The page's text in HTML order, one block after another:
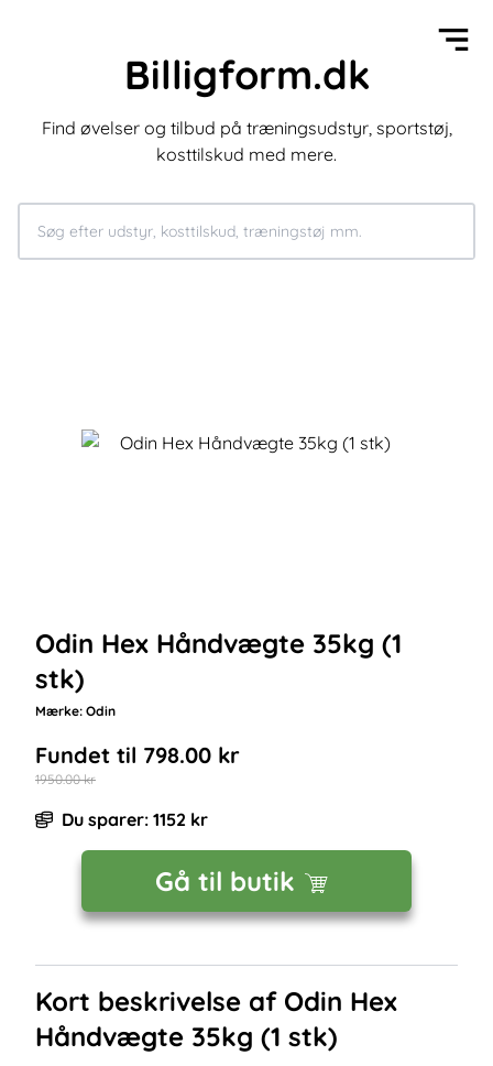
Billigform.dk
Find øvelser og tilbud på træningsudstyr, sportstøj,
kosttilskud med mere.
Odin Hex Håndvægte 35kg (1
stk)
Mærke: Odin
Fundet til 798.00 kr
1950.00kr
Du sparer: 1152 kr
Gå til butik
Kort beskrivelse af Odin Hex
Håndvægte 35kg (1 stk)